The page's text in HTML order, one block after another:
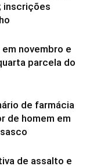
inscrições
novembro e
parcela do
de farmácia
de homem em
de assalto e